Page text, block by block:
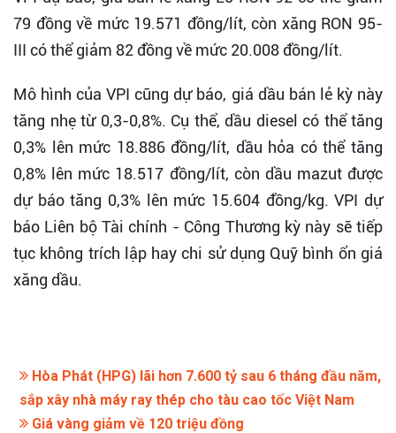
79 đồng về mức 19.571 đồng/lít, còn xăng RON 95-
III có thể giảm 82 đồng về mức 20.008 đồng/lít.
Mô hình của VPI cũng dự báo, giá dầu bán lẻ kỳ này
tăng nhẹ từ 0,3-0,8%. Cụ thể, dầu diesel có thể tăng
0,3% lên mức 18.886 đồng/lít, dầu hỏa có thể tăng
0,8% lên mức 18.517 đồng/lít, còn dầu mazut được
dự báo tăng 0,3% lên mức 15.604 đồng/kg. VPI dự
báo Liên bộ Tài chính - Công Thương kỳ này sẽ tiếp
tục không trích lập hay chi sử dụng Quỹ bình ổn giá
xăng dầu.
Hòa Phát (HPG) lãi hơn 7.600 tỷ sau 6 tháng đầu năm,
sắp xây nhà máy ray thép cho tàu cao tốc Việt Nam
Giá vàng giảm về 120 triệu đồng